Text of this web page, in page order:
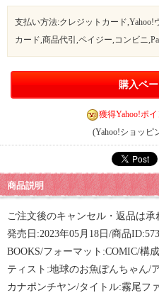
支払い方法:クレジットカード
カード,商品代引,ペイジー,コンビニ
購入ペ
獲得Yahoo!ポ
(Yahoo!ショッピ
商品説明
ご注文後のキャンセル・返品は承
発売日:2023年05月18日/商品
BOOKS/フォーマット:COMIC/構
ティスト:地球のお魚ぽんちゃん/
カナポンチヤン/タイトル:霧尾フ